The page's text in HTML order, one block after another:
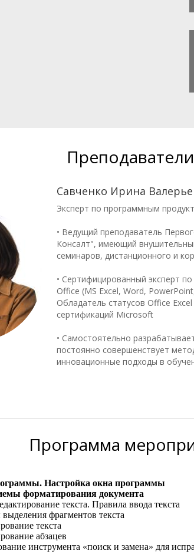
Преподаватели
Савченко Ирина
Эксперт по программным
• Ведущий преподаватель
Консалт", имеющий
семинаров, дистанционного и
• Сертифицированный эксперт
Office (MS Excel, Word,
Обладатель статусов Office
сертификаций Microsoft
• Самостоятельно
постоянно совершенствует
инновационные подходы в
Программа